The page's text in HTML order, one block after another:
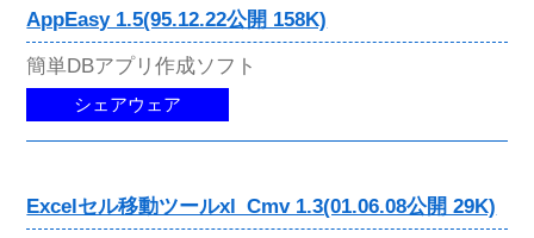
AppEasy 1.5(95.12.22公開 158K)
簡単DBアプリ作成ソフト
シェアウェア
Excelセル移動ツールxl_Cmv 1.3(01.06.08公開 29K)